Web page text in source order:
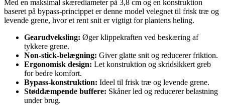
Med en maksimal skærediameter på 3,8 cm og en konstruktion
baseret på bypass-princippet er denne model velegnet til frisk træ og
levende grene, hvor et rent snit er vigtigt for plantens heling.
Gearudveksling: Øger klippekraften ved beskæring af
tykkere grene.
Non-stick-belægning: Giver glatte snit og reducerer friktion.
Ergonomisk design: Let konstruktion og skridsikkert greb
for bedre komfort.
Bypass-konstruktion: Ideel til frisk træ og levende grene.
Støddæmpende buffere: Skåner led og reducerer belastning
under brug.